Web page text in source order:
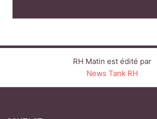
QUI SOMMES-NOUS ?
LINKEDINTWITTERFACEBOOK